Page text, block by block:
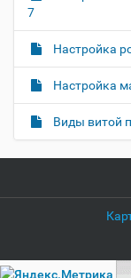
7
Настройка
Настройка
Виды витой